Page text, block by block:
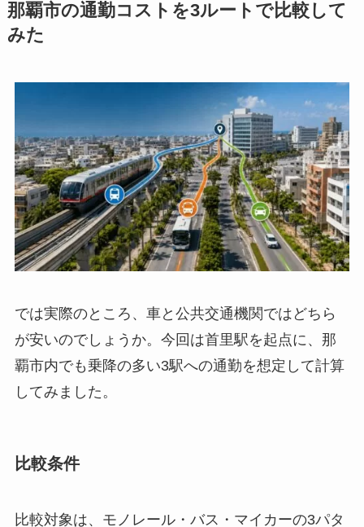
那覇市の通勤コストを3ルートで比較して
みた
では実際のところ、車と公共交通機関ではどちら
が安いのでしょうか。今回は首里駅を起点に、那
覇市内でも乗降の多い3駅への通勤を想定して計算
してみました。
比較条件
比較対象は、モノレール・バス・マイカーの3パタ